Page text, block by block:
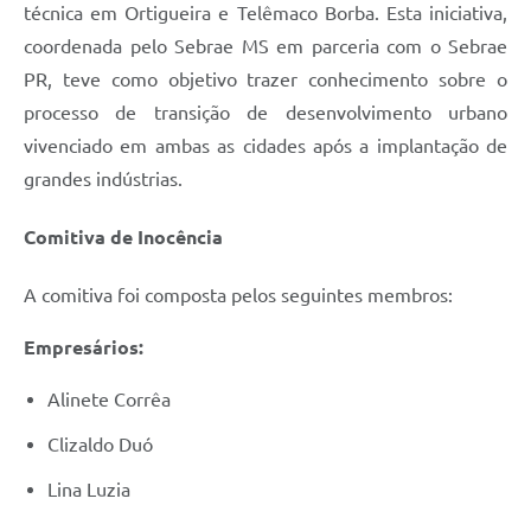
técnica em Ortigueira e Telêmaco Borba. Esta iniciativa,
coordenada pelo Sebrae MS em parceria com o Sebrae
PR, teve como objetivo trazer conhecimento sobre o
processo de transição de desenvolvimento urbano
vivenciado em ambas as cidades após a implantação de
grandes indústrias.
Comitiva de Inocência
A comitiva foi composta pelos seguintes membros:
Empresários:
Alinete Corrêa
Clizaldo Duó
Lina Luzia